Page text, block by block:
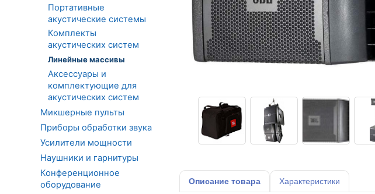
Портативные
акустические системы
Комплекты
акустических систем
Линейные массивы
Аксессуары и
комплектующие для
акустических систем
Микшерные пульты
Приборы обработки звука
Усилители мощности
Наушники и гарнитуры
Конференционное
оборудование
Описание товара Характеристики